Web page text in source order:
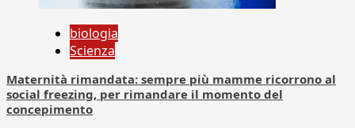
biologia
Scienza
Maternità rimandata: sempre più mamme ricorrono al
social freezing, per rimandare il momento del
concepimento